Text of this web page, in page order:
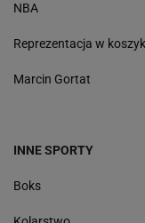
NBA
Reprezentacja w
Marcin Gortat
INNE SPORTY
Boks